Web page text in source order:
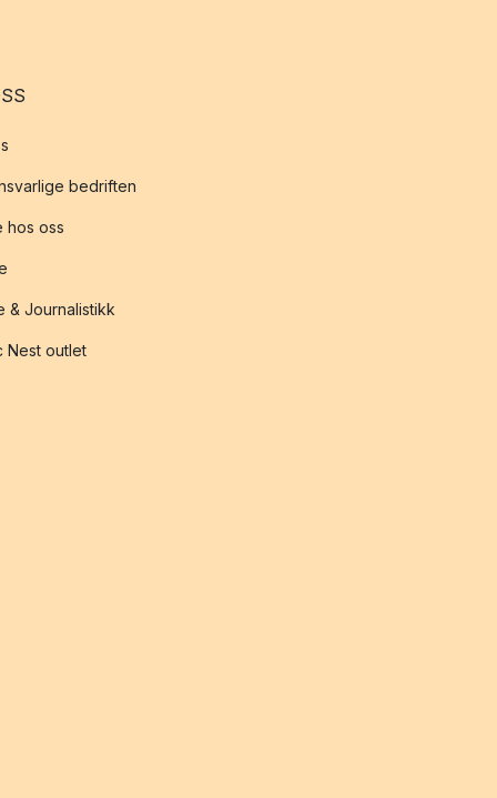
bedriften
hos oss
& Journalistikk
Nest outlet